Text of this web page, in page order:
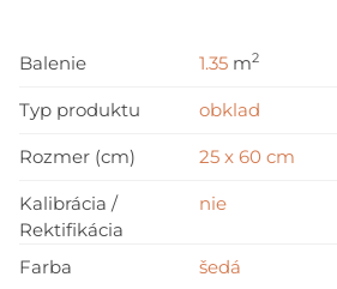
Balenie 1.35 m2
Typ produktu obklad
Rozmer (cm) 25 x 60 cm
Kalibrácia /
Rektifikácia
nie
Farba šedá